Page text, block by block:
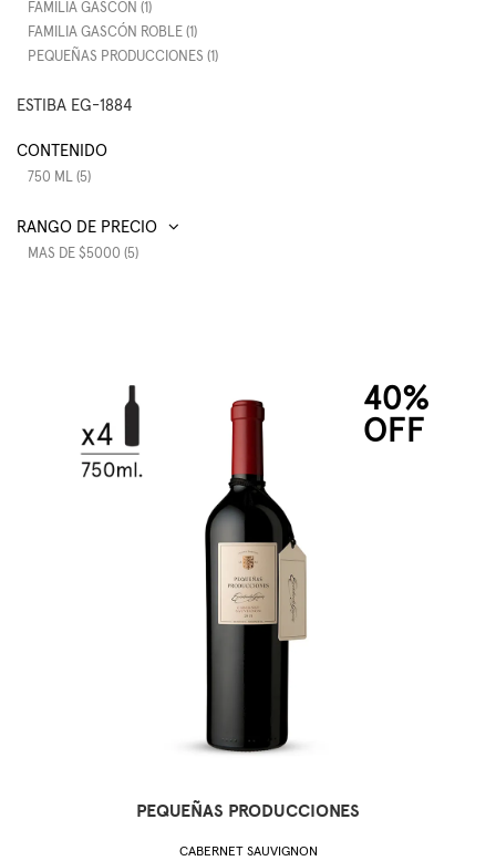
FAMILIA GASCÓN (1)
FAMILIA GASCÓN ROBLE (1)
PEQUEÑAS PRODUCCIONES (1)
ESTIBA EG-1884
CONTENIDO
750 ML (5)
RANGO DE PRECIO
MAS DE $5000 (5)
40%
OFF
PEQUEÑAS PRODUCCIONES
CABERNET SAUVIGNON